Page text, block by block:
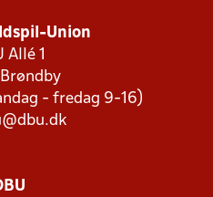
Union
Allé 1
- fredag 9-16)